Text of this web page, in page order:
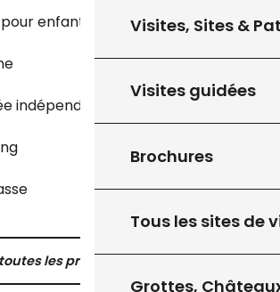
Visites, Sites &
Visites guidées
Brochures
Tous les sites de
Grottes,
enfants / Espace jeux
indépendante
les prestations